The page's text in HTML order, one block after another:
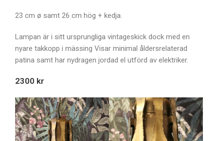
23 cm ø samt 26 cm hög + kedja.
Lampan är i sitt ursprungliga vintageskick dock med en
nyare takkopp i mässing Visar minimal åldersrelaterad
patina samt har nydragen jordad el utförd av elektriker.
2300 kr